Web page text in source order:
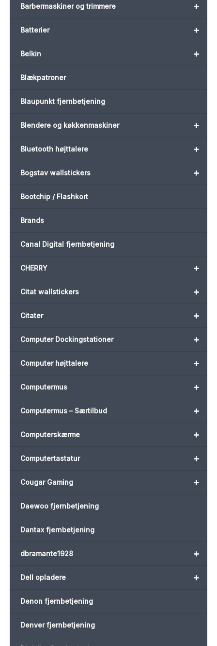
+
Barbermaskiner og trimmere
+
Batterier
+
Belkin
Blækpatroner
Blaupunkt fjernbetjening
+
Blendere og køkkenmaskiner
+
Bluetooth højttalere
+
Bogstav wallstickers
Bootchip / Flashkort
Brands
Canal Digital fjernbetjening
+
CHERRY
+
Citat wallstickers
+
Citater
+
Computer Dockingstationer
+
Computer højttalere
+
Computermus
+
Computermus – Særtilbud
+
Computerskærme
+
Computertastatur
+
Cougar Gaming
Daewoo fjernbetjening
Dantax fjernbetjening
+
dbramante1928
+
Dell opladere
Denon fjernbetjening
Denver fjernbetjening